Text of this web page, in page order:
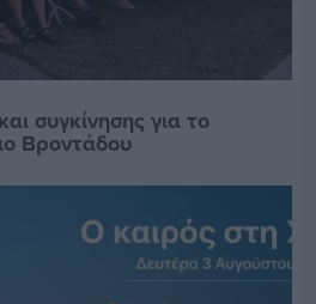
συγκίνησης για το
Βροντάδου